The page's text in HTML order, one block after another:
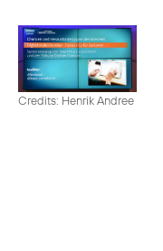
Credits: Henrik Andree